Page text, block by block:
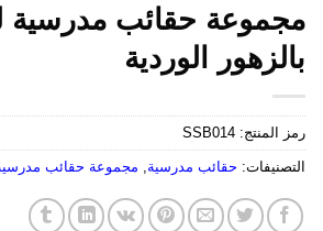
مجموعة حقائب مدرسية
بالزهور الوردية
رمز المنتج:SSB014
التصنيفات: حقائب مدرسية مجموعة حقائب